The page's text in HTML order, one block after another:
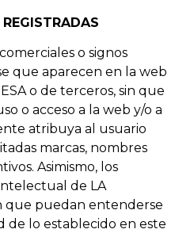
o signos
que aparecen en la web
o de terceros, sin que
o acceso a la web y/o a
atribuya al usuario
marcas, nombres
Asimismo, los
de LA
que puedan entenderse
de lo establecido en este